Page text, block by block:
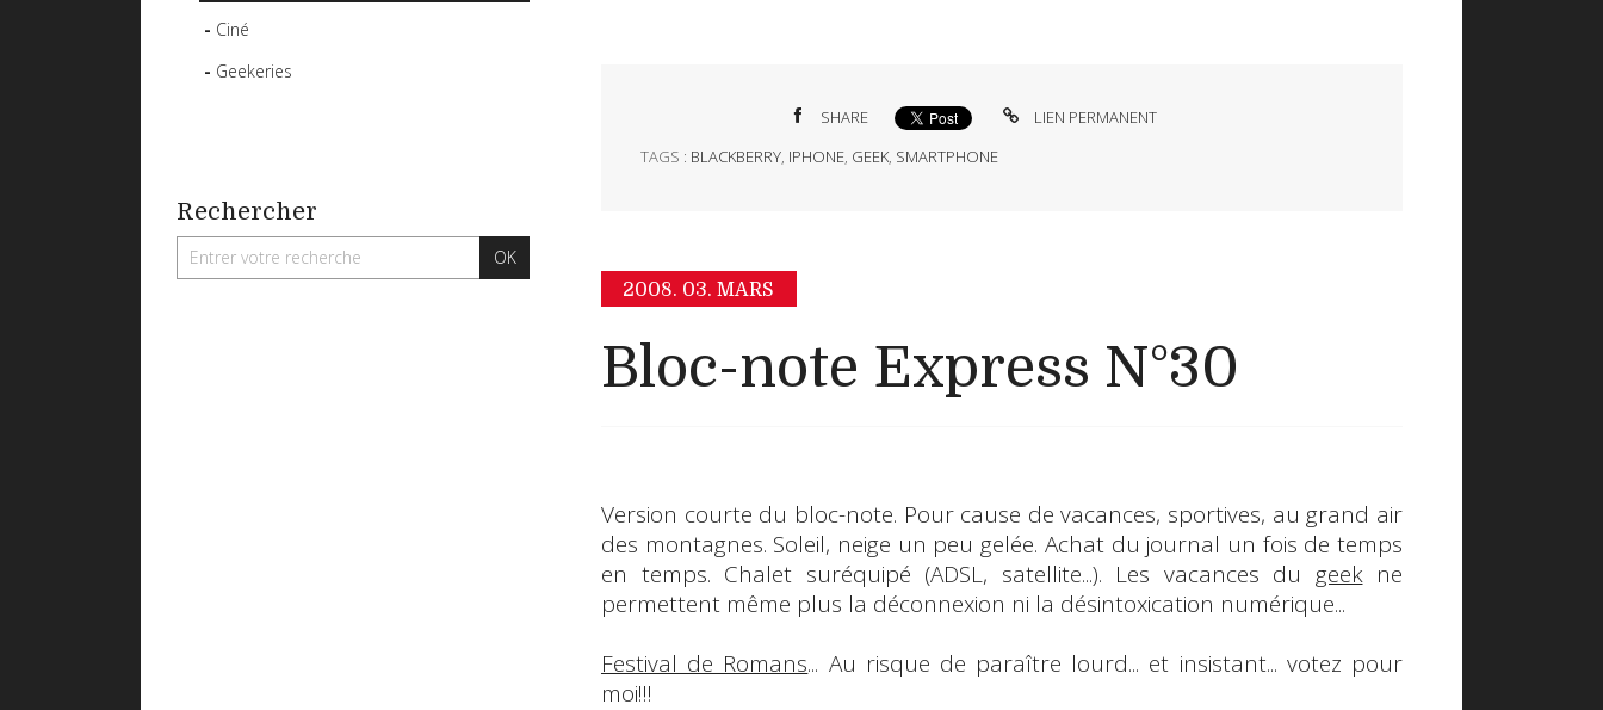
Ciné
Geekeries
Rechercher
SHARE
LIEN PERMANENT
TAGS : BLACKBERRY, IPHONE, GEEK, SMARTPHONE
2008. 03. MARS
Bloc-note Express N°30
Version courte du bloc-note. Pour cause de vacances, sportives, au grand air
des montagnes. Soleil, neige un peu gelée. Achat du journal un fois de temps
en temps. Chalet suréquipé (ADSL, satellite...). Les vacances du geekne
permettent même plus la déconnexion ni la désintoxication numérique...
Festival de Romans... Au risque de paraître lourd... et insistant... votez pour
moi!!!